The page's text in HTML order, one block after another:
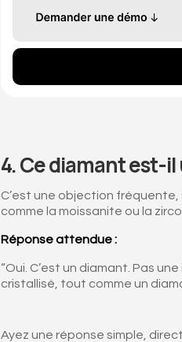
4. Ce diamant est-il
C’est une objection
comme la moissanite ou la
Réponse attendue :
“Oui. C’est un diamant. Pas
cristallisé, tout comme un
Ayez une réponse simple,